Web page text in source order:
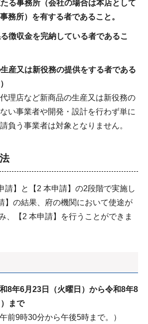
たる事務所（会社の場合は本店として
務所）を有する者であること。
る徴収金を完納している者であるこ
生産又は新役務の提供をする者である
理店など新商品の生産又は新役務の
い事業者や開発・設計を行わず単に
負う事業者は対象となりません。
請】と【2 本申請】の2段階で実施し
】の結果、府の機関において使途が
、【2 本申請】を行うことができま
8年6月23日（火曜日）から令和8年8
まで
前9時30分から午後5時まで。）